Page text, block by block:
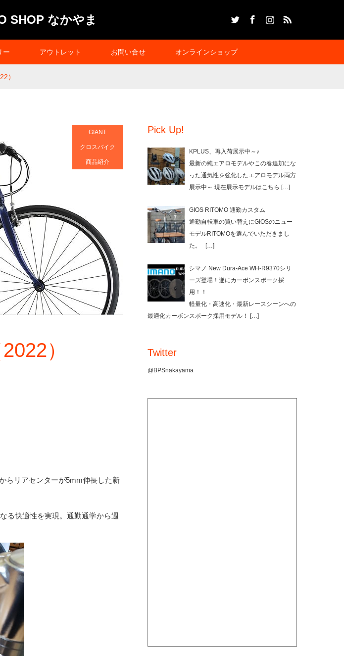
SHOP なかやま
ー アウトレット お問い合せ オンラインショップ
）
GIANT
クロスバイク
商品紹介
）
らリアセンターが5mm伸長した新
る快適性を実現。通勤通学から週
Pick Up!
KPLUS、再入荷展示中～♪
最新の純エアロモデルやこの春追加にな
った通気性を強化したエアロモデル両方
展示中～ 現在展示モデルはこちら […]
GIOS RITOMO 通勤カスタム
通勤自転車の買い替えにGIOSのニュー
モデルRITOMOを選んでいただきまし
た。
[…]
シマノ New Dura-Ace WH-R9370シリ
ーズ登場！遂にカーボンスポーク採
用！！
軽量化・高速化・最新レースシーンへの
最適化カーボンスポーク採用モデル！
[…]
Twitter
@BPSnakayama